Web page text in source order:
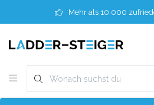
Mehr als 10.000